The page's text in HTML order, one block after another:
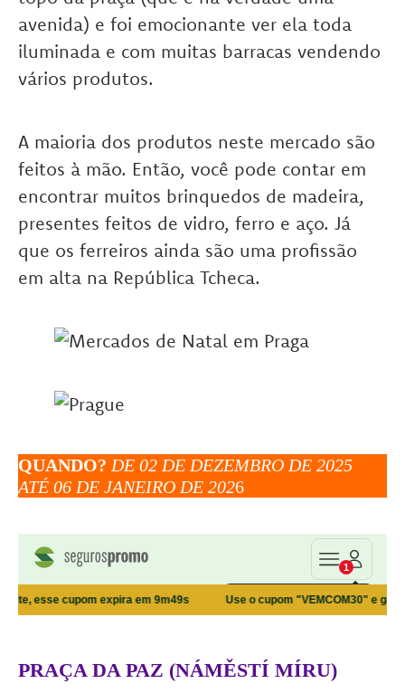
avenida) e foi emocionante ver ela toda
iluminada e com muitas barracas vendendo
vários produtos.
A maioria dos produtos neste mercado são
feitos à mão. Então, você pode contar em
encontrar muitos brinquedos de madeira,
presentes feitos de vidro, ferro e aço. Já
que os ferreiros ainda são uma profissão
em alta na República Tcheca.
QUANDO? DE 02 DE DEZEMBRO DE 2025
ATÉ 06 DE JANEIRO DE 2026
PRAÇA DA PAZ (NÁMĚSTÍ MÍRU)